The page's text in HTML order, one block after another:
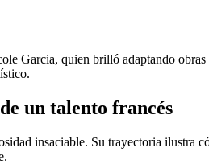
Garcia, quien brilló adaptando
un talento francés
insaciable. Su trayectoria ilustra